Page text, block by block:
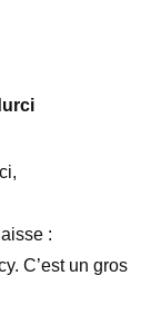
:
C’est un gros